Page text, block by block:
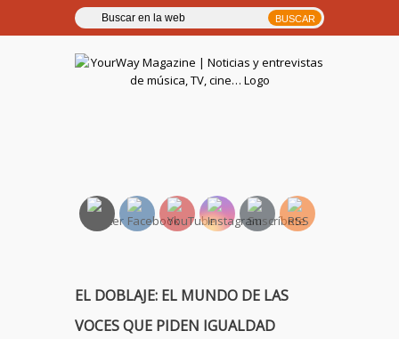
EL DOBLAJE: EL MUNDO DE LAS
VOCES QUE PIDEN IGUALDAD